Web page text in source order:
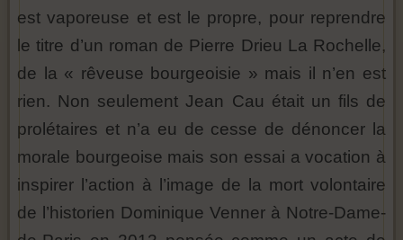
est vaporeuse et est le propre, pour reprendre
le titre d’un roman de Pierre Drieu La Rochelle,
de la « rêveuse bourgeoisie » mais il n’en est
rien. Non seulement Jean Cau était un fils de
prolétaires et n’a eu de cesse de dénoncer la
morale bourgeoise mais son essai a vocation à
inspirer l’action à l’image de la mort volontaire
de l’historien Dominique Venner à Notre-Dame-